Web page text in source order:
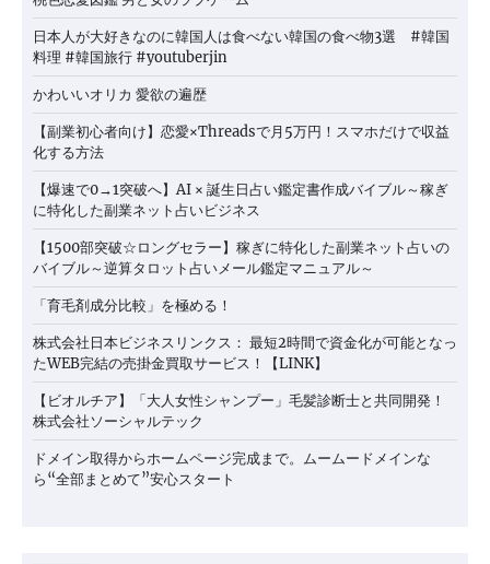
日本人が大好きなのに韓国人は食べない韓国の食べ物3選 #韓国
料理 #韓国旅行 #youtuberjin
かわいいオリカ 愛欲の遍歴
【副業初心者向け】恋愛×Threadsで月5万円！スマホだけで収益
化する方法
【爆速で0→1突破へ】AI × 誕生日占い鑑定書作成バイブル～稼ぎ
に特化した副業ネット占いビジネス
【1500部突破☆ロングセラー】稼ぎに特化した副業ネット占いの
バイブル～逆算タロット占いメール鑑定マニュアル～
「育毛剤成分比較」を極める！
株式会社日本ビジネスリンクス： 最短2時間で資金化が可能となっ
たWEB完結の売掛金買取サービス！【LINK】
【ビオルチア】「大人女性シャンプー」毛髪診断士と共同開発！
株式会社ソーシャルテック
ドメイン取得からホームページ完成まで。ムームードメインな
ら“全部まとめて”安心スタート